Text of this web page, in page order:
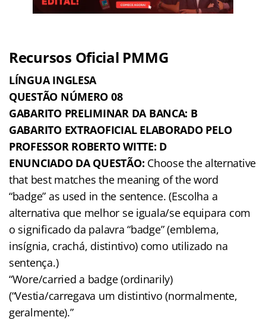
Recursos Oficial PMMG
LÍNGUA INGLESA
QUESTÃO NÚMERO 08
GABARITO PRELIMINAR DA BANCA: B
GABARITO EXTRAOFICIAL ELABORADO PELO
PROFESSOR ROBERTO WITTE: D
ENUNCIADO DA QUESTÃO: Choose the alternative
that best matches the meaning of the word
“badge” as used in the sentence. (Escolha a
alternativa que melhor se iguala/se equipara com
o significado da palavra “badge” (emblema,
insígnia, crachá, distintivo) como utilizado na
sentença.)
“Wore/carried a badge (ordinarily)
(“Vestia/carregava um distintivo (normalmente,
geralmente).”